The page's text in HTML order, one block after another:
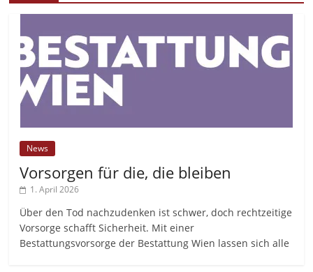
News
Vorsorgen für die, die bleiben
1. April 2026
Über den Tod nachzudenken ist schwer, doch rechtzeitige
Vorsorge schafft Sicherheit. Mit einer
Bestattungsvorsorge der Bestattung Wien lassen sich alle